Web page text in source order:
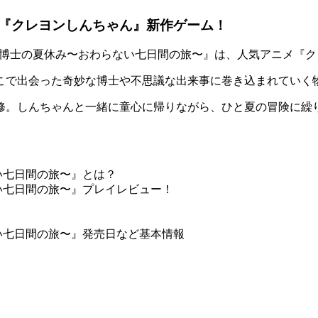
クレヨンしんちゃん』新作ゲーム！
士の夏休み〜おわらない七日間の旅〜』は、人気アニメ『
で出会った奇妙な博士や不思議な出来事に巻き込まれていく
しんちゃんと一緒に童心に帰りながら、 ひと夏の冒険に繰
日間の旅〜』とは？
日間の旅〜』プレイレビュー！
日間の旅〜』発売日など基本情報